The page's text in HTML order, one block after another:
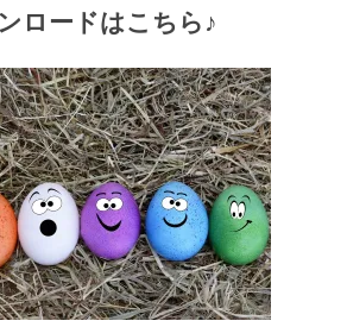
ロードはこちら♪